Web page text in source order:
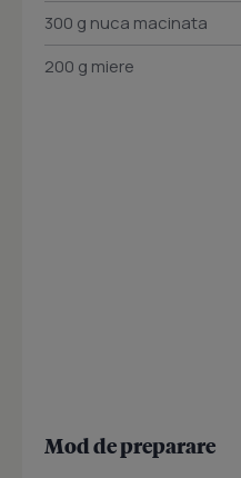
300 g nuca macinata
200 g miere
Mod de preparare